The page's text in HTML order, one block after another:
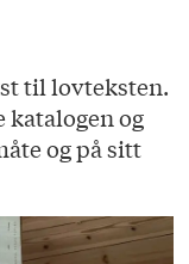
til lovteksten.
katalogen og
og på sitt